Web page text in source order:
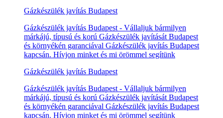
Gázkészülék javítás Budapest
Gázkészülék javítás Budapest - Vállaljuk bármilyen
márkájú, típusú és korú Gázkészülék javítását Budapest
és környékén garanciával Gázkészülék javítás Budapest
kapcsán. Hívjon minket és mi örömmel segítünk
Gázkészülék javítás Budapest
Gázkészülék javítás Budapest - Vállaljuk bármilyen
márkájú, típusú és korú Gázkészülék javítását Budapest
és környékén garanciával Gázkészülék javítás Budapest
kapcsán. Hívjon minket és mi örömmel segítünk